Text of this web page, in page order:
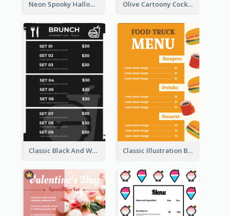
Neon Spooky Halloween Restaurant Menu Design Olive Cartoony Cocktail Bar Design Menu Ideas
Classic Black And White Menu Design Template Classic Illustration Burger Restaurant Menu Design